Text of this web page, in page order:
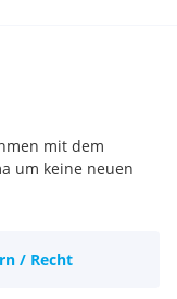
mit dem
um keine neuen
/ Recht